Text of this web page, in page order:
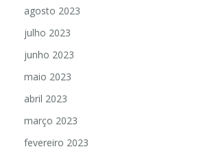
agosto 2023
julho 2023
junho 2023
maio 2023
abril 2023
março 2023
fevereiro 2023